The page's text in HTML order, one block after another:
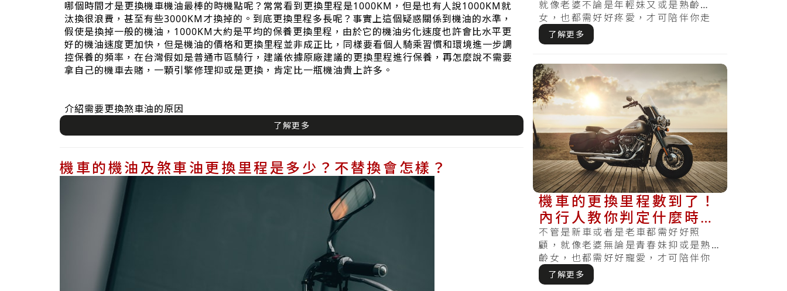
哪個時間才是更換機車機油最棒的時機點呢？常常看到更換里程是1000KM，但是也有人說1000KM就
汰換很浪費，甚至有些3000KM才換掉的。到底更換里程多長呢？事實上這個疑惑關係到機油的水準，
假使是換掉一般的機油，1000KM大約是平均的保養更換里程，由於它的機油劣化速度也許會比水平更
好的機油速度更加快，但是機油的價格和更換里程並非成正比，同樣要看個人騎乘習慣和環境進一步調
控保養的頻率，在台灣假如是普通市區騎行，建議依據原廠建議的更換里程進行保養，再怎麼說不需要
拿自己的機車去賭，一顆引擎修理抑或是更換，肯定比一瓶機油貴上許多。
介紹需要更換煞車油的原因
了解更多
機車的機油及煞車油更換里程是多少？不替換會怎樣？
了？
就像老婆不論是年輕妹又或是熟齡
女，也都需好好疼愛，才可陪伴你走
得長久。沒有好好保養或按期檢查，
哪天發覺損.....
了解更多
機車的更換里程數到了！
內行人教你判定什麼時間
要換掉機油、煞車油
不管是新車或者是老車都需好好照
顧，就像老婆無論是青春妹抑或是熟
齡女，也都需好好寵愛，才可陪伴你
走得長久。無好好保養或者按時檢
查，哪天發現.....
了解更多